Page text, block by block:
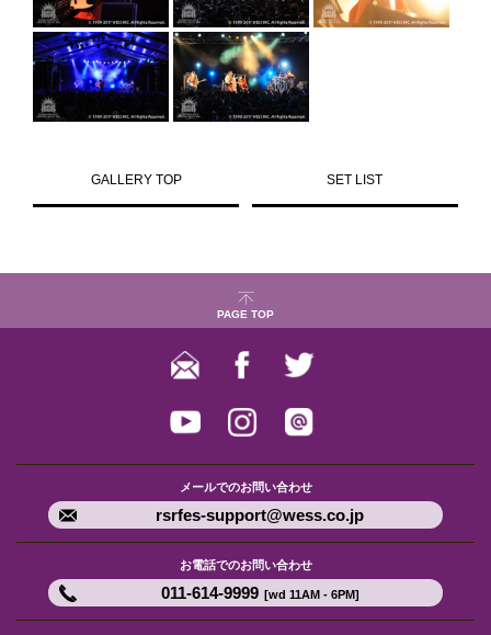
GALLERY TOP SET LIST
PAGE TOP
メールでのお問い合わせ
rsrfes-support@wess.co.jp
お電話でのお問い合わせ
011-614-9999 [wd 11AM - 6PM]